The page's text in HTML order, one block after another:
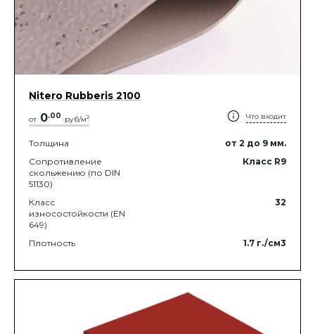
Nitero Rubberis 2100
от 0.00 руб/м2 Что входит
Толщина от 2 до 9 мм.
Сопротивление
скольжению (по DIN
51130)
Класс R9
Класс
износостойкости (EN
649)
32
Плотность 1.7 г./см3